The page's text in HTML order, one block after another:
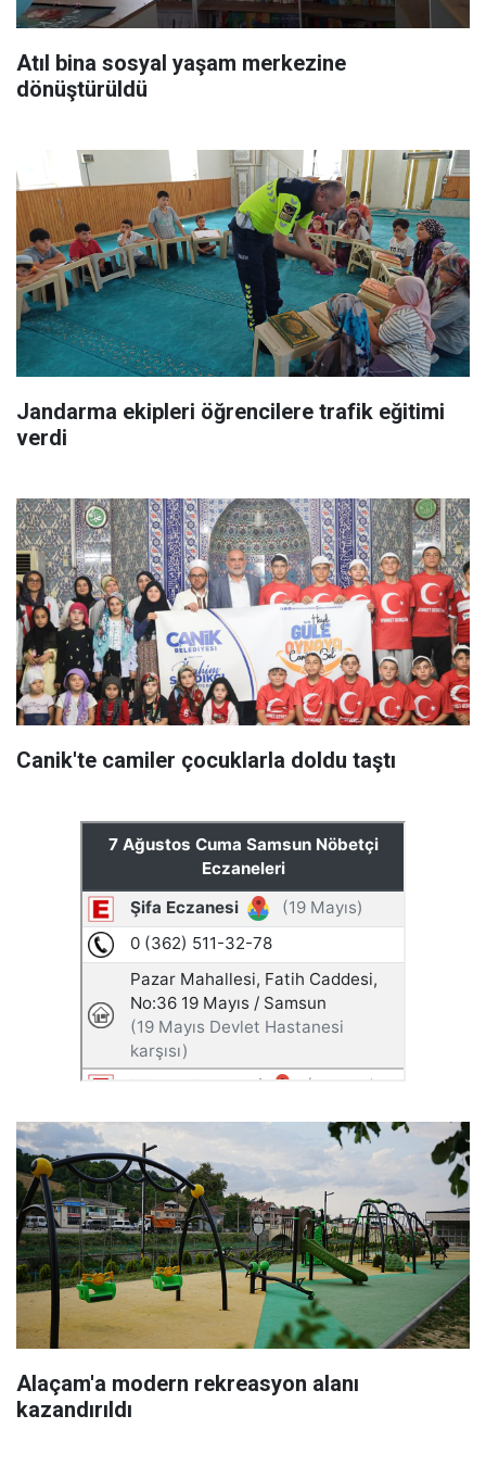
Atıl bina sosyal yaşam merkezine
dönüştürüldü
Jandarma ekipleri öğrencilere trafik eğitimi
verdi
Canik'te camiler çocuklarla doldu taştı
Alaçam'a modern rekreasyon alanı
kazandırıldı